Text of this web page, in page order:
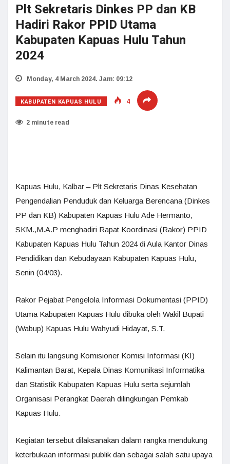
Plt Sekretaris Dinkes PP dan KB
Hadiri Rakor PPID Utama
Kabupaten Kapuas Hulu Tahun
2024
Monday, 4 March 2024. Jam: 09:12
KABUPATEN KAPUAS HULU 4
2 minute read
Kapuas Hulu, Kalbar – Plt Sekretaris Dinas Kesehatan
Pengendalian Penduduk dan Keluarga Berencana (Dinkes
PP dan KB) Kabupaten Kapuas Hulu Ade Hermanto,
SKM.,M.A.P menghadiri Rapat Koordinasi (Rakor) PPID
Kabupaten Kapuas Hulu Tahun 2024 di Aula Kantor Dinas
Pendidikan dan Kebudayaan Kabupaten Kapuas Hulu,
Senin (04/03).
Rakor Pejabat Pengelola Informasi Dokumentasi (PPID)
Utama Kabupaten Kapuas Hulu dibuka oleh Wakil Bupati
(Wabup) Kapuas Hulu Wahyudi Hidayat, S.T.
Selain itu langsung Komisioner Komisi Informasi (KI)
Kalimantan Barat, Kepala Dinas Komunikasi Informatika
dan Statistik Kabupaten Kapuas Hulu serta sejumlah
Organisasi Perangkat Daerah dilingkungan Pemkab
Kapuas Hulu.
Kegiatan tersebut dilaksanakan dalam rangka mendukung
keterbukaan informasi publik dan sebagai salah satu upaya